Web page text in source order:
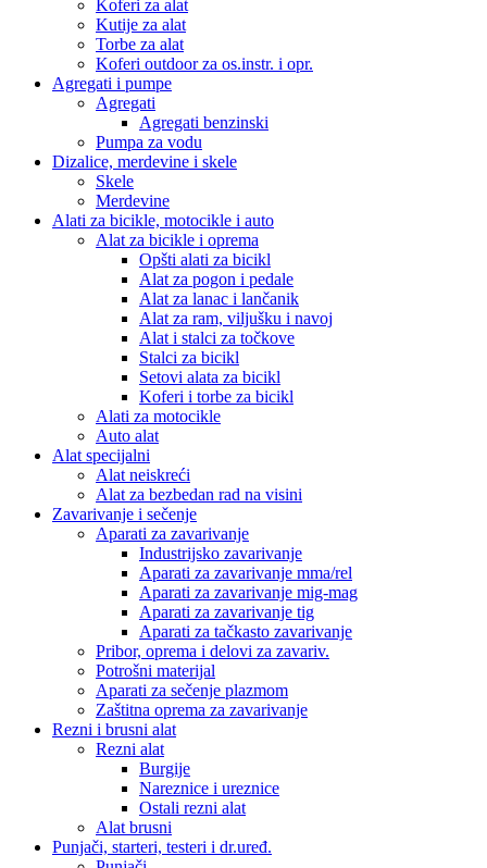
Koferi za alat
Kutije za alat
Torbe za alat
Koferi outdoor za os.instr. i opr.
Agregati i pumpe
Agregati
Agregati benzinski
Pumpa za vodu
Dizalice, merdevine i skele
Skele
Merdevine
Alati za bicikle, motocikle i auto
Alat za bicikle i oprema
Opšti alati za bicikl
Alat za pogon i pedale
Alat za lanac i lančanik
Alat za ram, viljušku i navoj
Alat i stalci za točkove
Stalci za bicikl
Setovi alata za bicikl
Koferi i torbe za bicikl
Alati za motocikle
Auto alat
Alat specijalni
Alat neiskreći
Alat za bezbedan rad na visini
Zavarivanje i sečenje
Aparati za zavarivanje
Industrijsko zavarivanje
Aparati za zavarivanje mma/rel
Aparati za zavarivanje mig-mag
Aparati za zavarivanje tig
Aparati za tačkasto zavarivanje
Pribor, oprema i delovi za zavariv.
Potrošni materijal
Aparati za sečenje plazmom
Zaštitna oprema za zavarivanje
Rezni i brusni alat
Rezni alat
Burgije
Nareznice i ureznice
Ostali rezni alat
Alat brusni
Punjači, starteri, testeri i dr.uređ.